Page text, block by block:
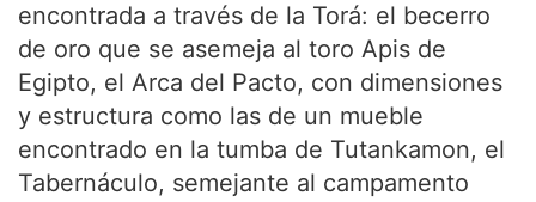
encontrada a través de la Torá: el becerro
de oro que se asemeja al toro Apis de
Egipto, el Arca del Pacto, con dimensiones
y estructura como las de un mueble
encontrado en la tumba de Tutankamon, el
Tabernáculo, semejante al campamento